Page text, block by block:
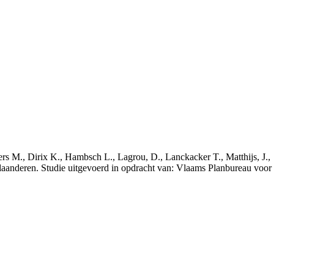
M., Dirix K., Hambsch L., Lagrou, D., Lanckacker T., Matthijs, J.,
Studie uitgevoerd in opdracht van: Vlaams Planbureau voor